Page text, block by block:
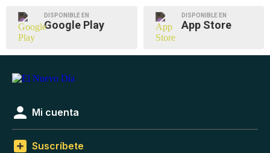
DISPONIBLE EN
Google Play
DISPONIBLE EN
App Store
Mi cuenta
Suscríbete